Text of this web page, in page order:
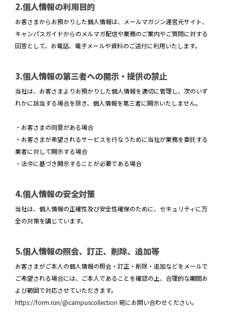
2.個人情報の利用目的
お客さまからお預かりした個人情報は、メールマガジン運営元サイト、
キャンパスガイドからのメルマガ配信や業務のご案内やご質問に対する
回答として、お電話、電子メールや資料のご送付に利用いたします。
3.個人情報の第三者への開示・提供の禁止
当社は、お客さまよりお預かりした個人情報を適切に管理し、次のいず
れかに該当する場合を除き、個人情報を第三者に開示いたしません。
・お客さまの同意がある場合
・お客さまが希望されるサービスを行なうために当社が業務を委託する
業者に対して開示する場合
・法令に基づき開示することが必要である場合
4.個人情報の安全対策
当社は、個人情報の正確性及び安全性確保のために、セキュリティに万
全の対策を講じています。
5.個人情報の照会、訂正、削除、追加等
お客さまがご本人の個人情報の照会・訂正・削除・追加などをメールで
ご希望される場合には、ご本人であることを確認の上、合理的な期間お
よび範囲で対応させていただきます。
https://form.run/@campuscollection 宛にお問い合わせください。